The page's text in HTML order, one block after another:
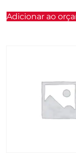
Adicionar ao